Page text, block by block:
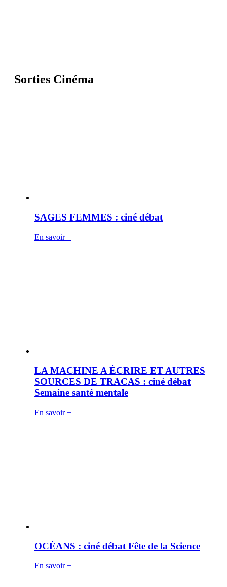
Sorties Cinéma
SAGES FEMMES : ciné débat
En savoir +
LA MACHINE A ÉCRIRE ET AUTRES
SOURCES DE TRACAS : ciné débat
Semaine santé mentale
En savoir +
OCÉANS : ciné débat Fête de la Science
En savoir +